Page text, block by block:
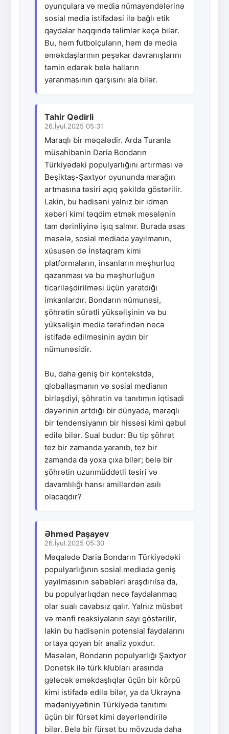
oyunçulara və media nümayəndələrinə
sosial media istifadəsi ilə bağlı etik
qaydalar haqqında təlimlər keçə bilər.
Bu, həm futbolçuların, həm də media
əməkdaşlarının peşəkar davranışlarını
təmin edərək belə halların
yaranmasının qarşısını ala bilər.
Tahir Qədirli
26.İyul.2025 05:31
Maraqlı bir məqalədir. Arda Turanla
müsahibənin Daria Bondarın
Türkiyədəki populyarlığını artırması və
Beşiktaş-Şaxtyor oyununda marağın
artmasına təsiri açıq şəkildə göstərilir.
Lakin, bu hadisəni yalnız bir idman
xəbəri kimi təqdim etmək məsələnin
tam dərinliyinə işıq salmır. Burada əsas
məsələ, sosial mediada yayılmanın,
xüsusən də İnstaqram kimi
platformaların, insanların məşhurluq
qazanması və bu məşhurluğun
ticariləşdirilməsi üçün yaratdığı
imkanlardır. Bondarın nümunəsi,
şöhrətin sürətli yüksəlişinin və bu
yüksəlişin media tərəfindən necə
istifadə edilməsinin aydın bir
nümunəsidir.
Bu, daha geniş bir kontekstdə,
qloballaşmanın və sosial medianın
birləşdiyi, şöhrətin və tanıtımın iqtisadi
dəyərinin artdığı bir dünyada, maraqlı
bir tendensiyanın bir hissəsi kimi qəbul
edilə bilər. Sual budur: Bu tip şöhrət
tez bir zamanda yaranıb, tez bir
zamanda da yoxa çıxa bilər; belə bir
şöhrətin uzunmüddətli təsiri və
davamlılığı hansı amillərdən asılı
olacaqdır?
Əhməd Paşayev
26.İyul.2025 05:30
Məqalədə Daria Bondarın Türkiyədəki
populyarlığının sosial mediada geniş
yayılmasının səbəbləri araşdırılsa da,
bu populyarlıqdan necə faydalanmaq
olar sualı cavabsız qalır. Yalnız müsbət
və mənfi reaksiyaların sayı göstərilir,
lakin bu hadisənin potensial faydalarını
ortaya qoyan bir analiz yoxdur.
Məsələn, Bondarın populyarlığı Şaxtyor
Donetsk ilə türk klubları arasında
gələcək əməkdaşlıqlar üçün bir körpü
kimi istifadə edilə bilər, ya da Ukrayna
mədəniyyətinin Türkiyədə tanıtımı
üçün bir fürsət kimi dəyərləndirilə
bilər. Belə bir fürsət bu mövzuda daha